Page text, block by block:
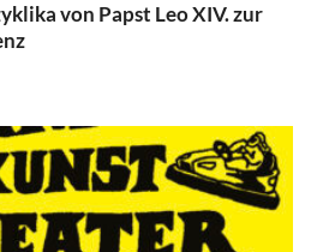
von Papst Leo XIV. zur